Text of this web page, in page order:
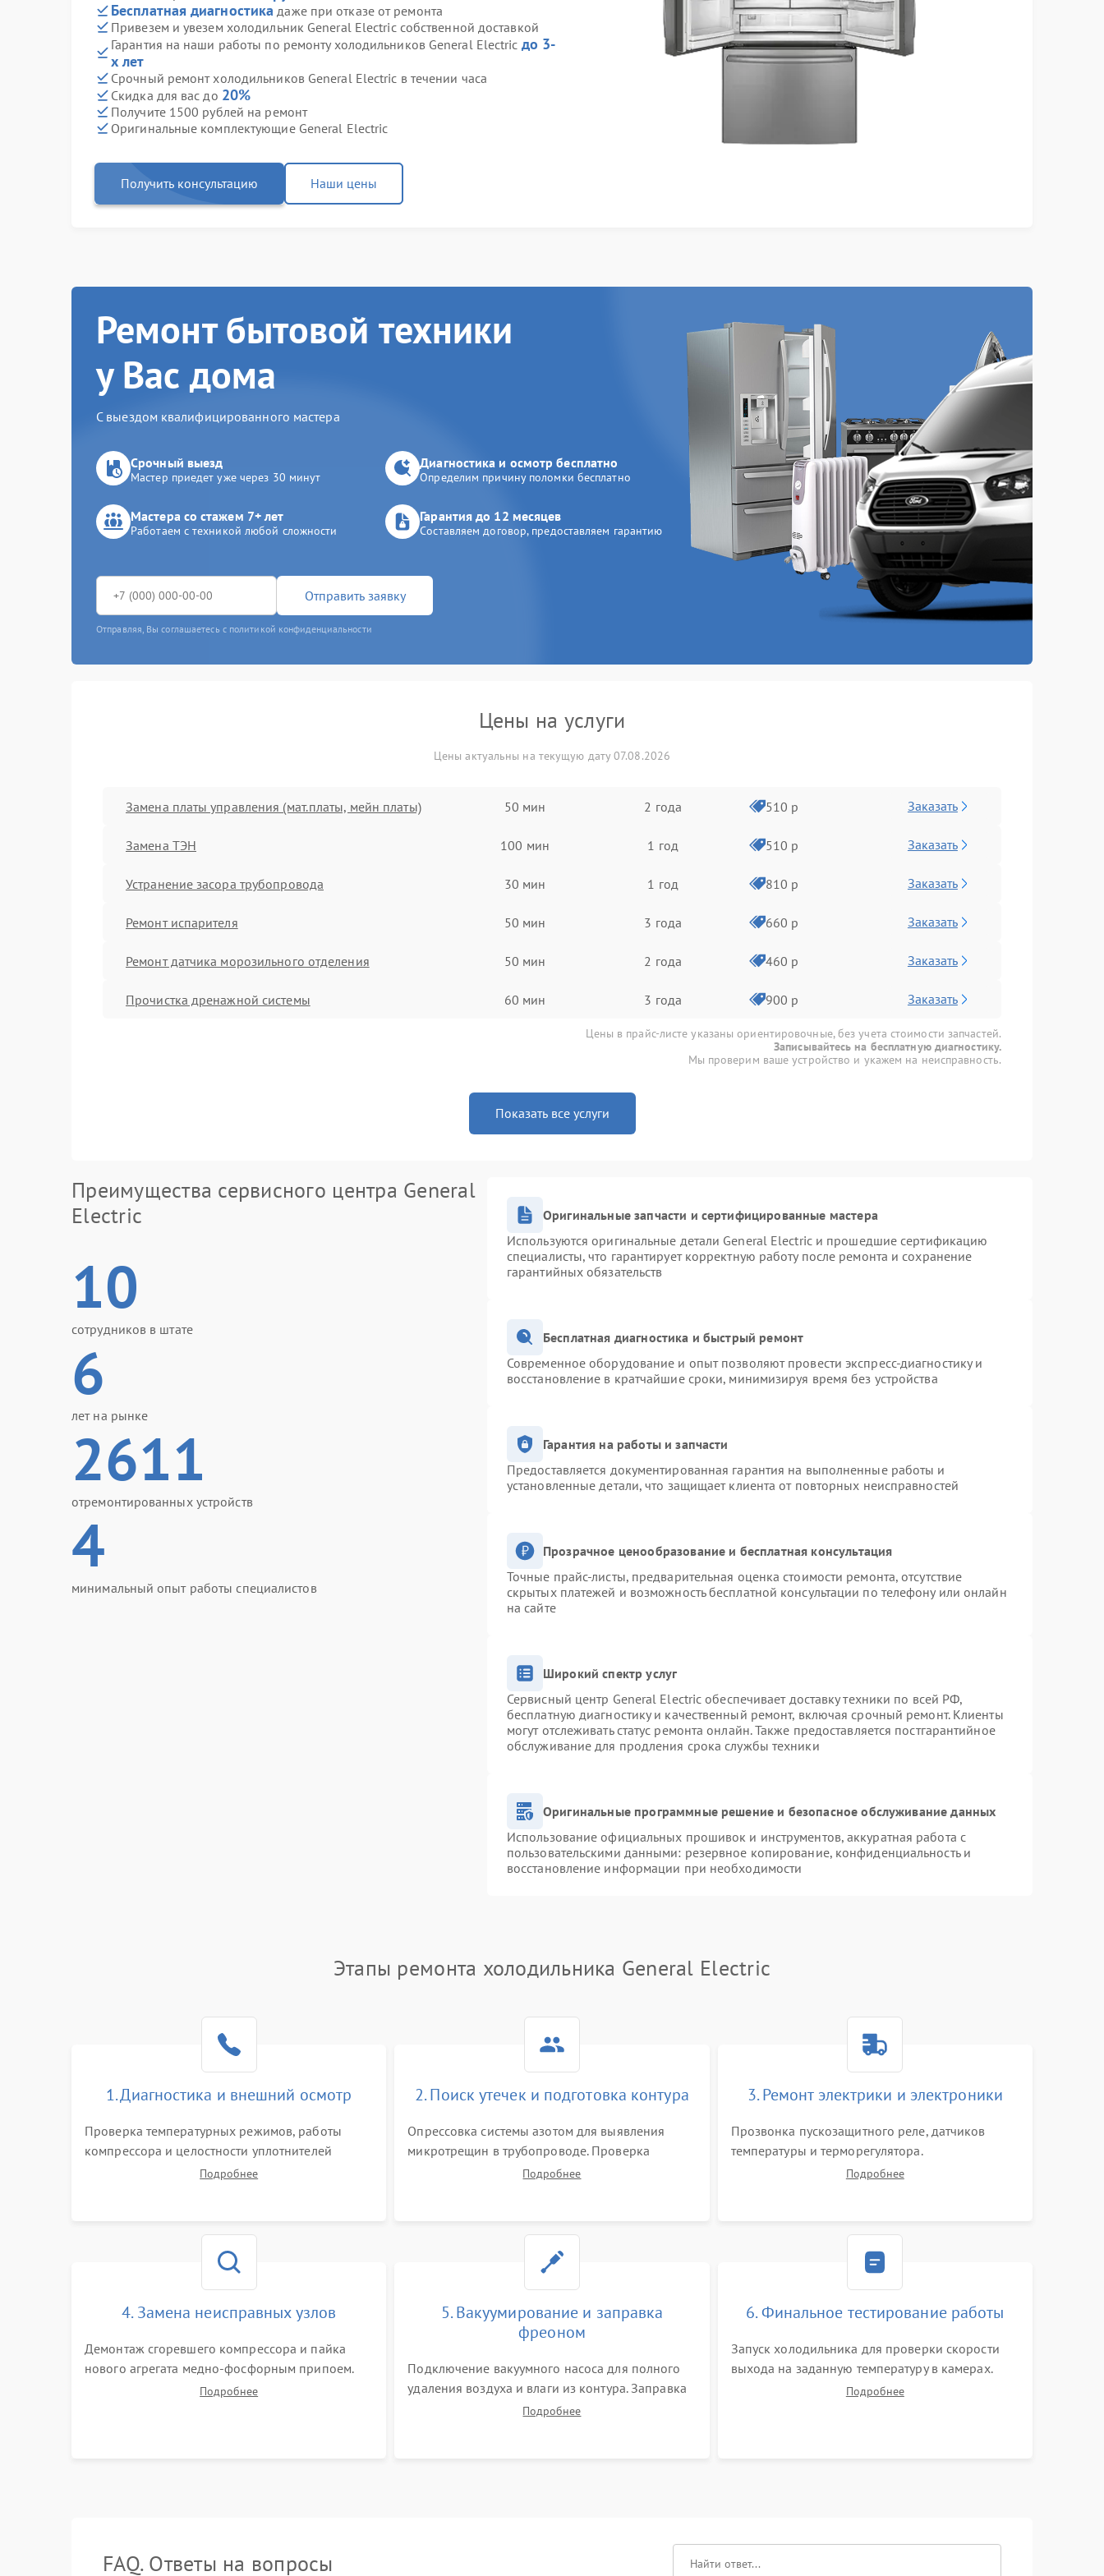
Бесплатная диагностика даже при отказе от ремонта
Привезем и увезем холодильник General Electric собственной доставкой
Гарантия на наши работы по ремонту холодильников General Electric до 3-
х лет
Срочный ремонт холодильников General Electric в течении часа
Скидка для вас до 20%
Получите 1500 рублей на ремонт
Оригинальные комплектующие General Electric
Получить консультацию Наши цены
Ремонт бытовой техники
у Вас дома
С выездом квалифицированного мастера
Срочный выезд
Мастер приедет уже через 30 минут
Диагностика и осмотр бесплатно
Определим причину поломки бесплатно
Мастера со стажем 7+ лет
Работаем с техникой любой сложности
Гарантия до 12 месяцев
Составляем договор, предоставляем гарантию
Отправить заявку
Отправляя, Вы соглашаетесь с политикой конфиденциальности
Цены на услуги
Цены актуальны на текущую дату 07.08.2026
Замена платы управления (мат.платы, мейн платы) 50 мин 2 года 510 р Заказать
Замена ТЭН 100 мин 1 год 510 р Заказать
Устранение засора трубопровода 30 мин 1 год 810 р Заказать
Ремонт испарителя 50 мин 3 года 660 р Заказать
Ремонт датчика морозильного отделения 50 мин 2 года 460 р Заказать
Прочистка дренажной системы 60 мин 3 года 900 р Заказать
Цены в прайс-листе указаны ориентировочные, без учета стоимости запчастей.
Записывайтесь на бесплатную диагностику.
Мы проверим ваше устройство и укажем на неисправность.
Показать все услуги
Преимущества сервисного центра General
Electric
10
сотрудников в штате
6
лет на рынке
2611
отремонтированных устройств
4
минимальный опыт работы специалистов
Оригинальные запчасти и сертифицированные мастера
Используются оригинальные детали General Electric и прошедшие сертификацию
специалисты, что гарантирует корректную работу после ремонта и сохранение
гарантийных обязательств
Бесплатная диагностика и быстрый ремонт
Современное оборудование и опыт позволяют провести экспресс-диагностику и
восстановление в кратчайшие сроки, минимизируя время без устройства
Гарантия на работы и запчасти
Предоставляется документированная гарантия на выполненные работы и
установленные детали, что защищает клиента от повторных неисправностей
Прозрачное ценообразование и бесплатная консультация
Точные прайс-листы, предварительная оценка стоимости ремонта, отсутствие
скрытых платежей и возможность бесплатной консультации по телефону или онлайн
на сайте
Широкий спектр услуг
Сервисный центр General Electric обеспечивает доставку техники по всей РФ,
бесплатную диагностику и качественный ремонт, включая срочный ремонт. Клиенты
могут отслеживать статус ремонта онлайн. Также предоставляется постгарантийное
обслуживание для продления срока службы техники
Оригинальные программные решение и безопасное обслуживание данных
Использование официальных прошивок и инструментов, аккуратная работа с
пользовательскими данными: резервное копирование, конфиденциальность и
восстановление информации при необходимости
Этапы ремонта холодильника General Electric
1. Диагностика и внешний осмотр
Проверка температурных режимов, работы
компрессора и целостности уплотнителей
дверей. Измерение сопротивления обмоток
Подробнее
2. Поиск утечек и подготовка контура
Опрессовка системы азотом для выявления
микротрещин в трубопроводе. Проверка
испарителя и конденсатора течеискателем.
Подробнее
3. Ремонт электрики и электроники
Прозвонка пускозащитного реле, датчиков
температуры и терморегулятора.
Восстановление цепей питания системы No
Подробнее
4. Замена неисправных узлов
Демонтаж сгоревшего компрессора и пайка
нового агрегата медно-фосфорным припоем.
Установка нового фильтра-осушителя. Замена
Подробнее
5. Вакуумирование и заправка
фреоном
Подключение вакуумного насоса для полного
удаления воздуха и влаги из контура. Заправка
системы строго дозированным объемом
Подробнее
6. Финальное тестирование работы
Запуск холодильника для проверки скорости
выхода на заданную температуру в камерах.
Контроль уровня шума компрессора, отсутствия
Подробнее
FAQ. Ответы на вопросы